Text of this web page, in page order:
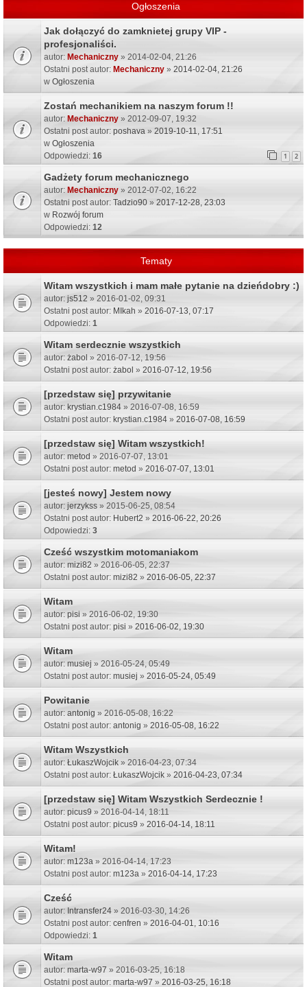
Ogłoszenia
Jak dołączyć do zamknietej grupy VIP -
profesjonaliści.
autor: Mechaniczny » 2014-02-04, 21:26
Ostatni post autor: Mechaniczny » 2014-02-04, 21:26
w Ogłoszenia
Zostań mechanikiem na naszym forum !!
autor: Mechaniczny » 2012-09-07, 19:32
Ostatni post autor: poshava » 2019-10-11, 17:51
w Ogłoszenia
Odpowiedzi: 16 1 2
Gadżety forum mechanicznego
autor: Mechaniczny » 2012-07-02, 16:22
Ostatni post autor: Tadzio90 » 2017-12-28, 23:03
w Rozwój forum
Odpowiedzi: 12
Tematy
Witam wszystkich i mam małe pytanie na dzieńdobry :)
autor: js512 » 2016-01-02, 09:31
Ostatni post autor: MIkah » 2016-07-13, 07:17
Odpowiedzi: 1
Witam serdecznie wszystkich
autor: żabol » 2016-07-12, 19:56
Ostatni post autor: żabol » 2016-07-12, 19:56
[przedstaw się] przywitanie
autor: krystian.c1984 » 2016-07-08, 16:59
Ostatni post autor: krystian.c1984 » 2016-07-08, 16:59
[przedstaw się] Witam wszystkich!
autor: metod » 2016-07-07, 13:01
Ostatni post autor: metod » 2016-07-07, 13:01
[jesteś nowy] Jestem nowy
autor: jerzykss » 2015-06-25, 08:54
Ostatni post autor: Hubert2 » 2016-06-22, 20:26
Odpowiedzi: 3
Cześć wszystkim motomaniakom
autor: mizi82 » 2016-06-05, 22:37
Ostatni post autor: mizi82 » 2016-06-05, 22:37
Witam
autor: pisi » 2016-06-02, 19:30
Ostatni post autor: pisi » 2016-06-02, 19:30
Witam
autor: musiej » 2016-05-24, 05:49
Ostatni post autor: musiej » 2016-05-24, 05:49
Powitanie
autor: antonig » 2016-05-08, 16:22
Ostatni post autor: antonig » 2016-05-08, 16:22
Witam Wszystkich
autor: ŁukaszWojcik » 2016-04-23, 07:34
Ostatni post autor: ŁukaszWojcik » 2016-04-23, 07:34
[przedstaw się] Witam Wszystkich Serdecznie !
autor: picus9 » 2016-04-14, 18:11
Ostatni post autor: picus9 » 2016-04-14, 18:11
Witam!
autor: m123a » 2016-04-14, 17:23
Ostatni post autor: m123a » 2016-04-14, 17:23
Cześć
autor: Intransfer24 » 2016-03-30, 14:26
Ostatni post autor: cenfren » 2016-04-01, 10:16
Odpowiedzi: 1
Witam
autor: marta-w97 » 2016-03-25, 16:18
Ostatni post autor: marta-w97 » 2016-03-25, 16:18